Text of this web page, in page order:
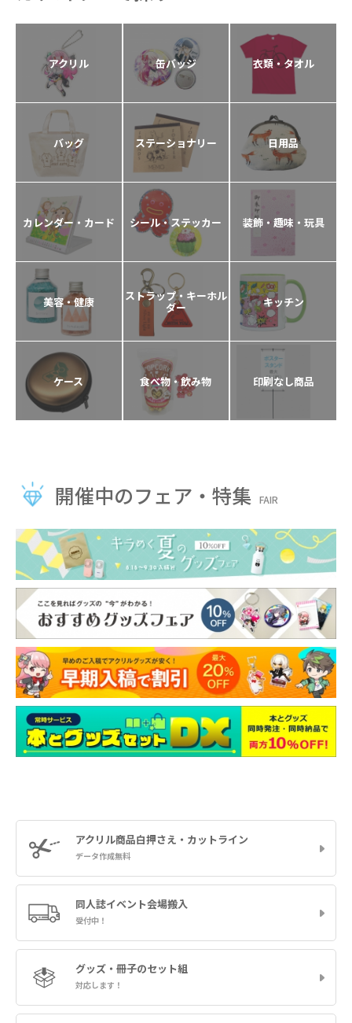
アクリル 缶バッジ 衣類・タオル
バッグ ステーショナリー 日用品
カレンダー・カード シール・ステッカー 装飾・趣味・玩具
美容・健康 ストラップ・キーホル
ダー キッチン
ケース 食べ物・飲み物 印刷なし商品
開催中のフェア・特集 FAIR
アクリル商品白押さえ・カットライン
データ作成無料
同人誌イベント会場搬入
受付中！
グッズ・冊子のセット組
対応します！